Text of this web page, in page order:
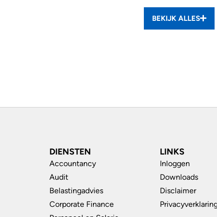
BEKIJK ALLES
DIENSTEN
Accountancy
Audit
Belastingadvies
Corporate Finance
LINKS
Inloggen
Downloads
Disclaimer